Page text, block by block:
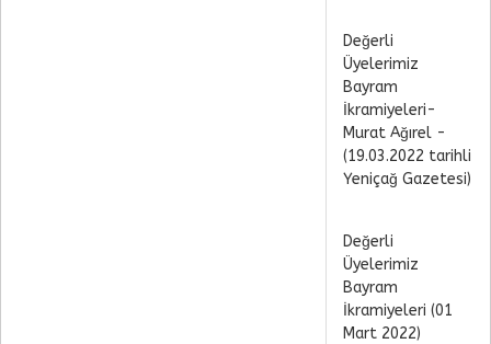
Değerli
Üyelerimiz
Bayram
İkramiyeleri-
Murat Ağırel -
(19.03.2022 tarihli
Yeniçağ Gazetesi)
Değerli
Üyelerimiz
Bayram
İkramiyeleri (01
Mart 2022)